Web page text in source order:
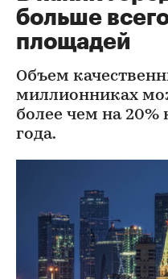
больше
площадей
Объем
миллионниках
более чем на 20%
года.